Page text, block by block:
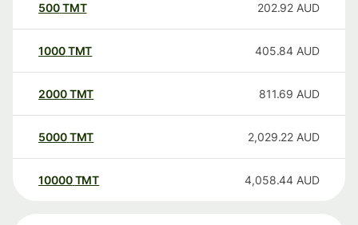
500TMT 202.92 AUD
1000TMT 405.84 AUD
2000TMT 811.69 AUD
5000TMT 2,029.22 AUD
10000 TMT 4,058.44 AUD